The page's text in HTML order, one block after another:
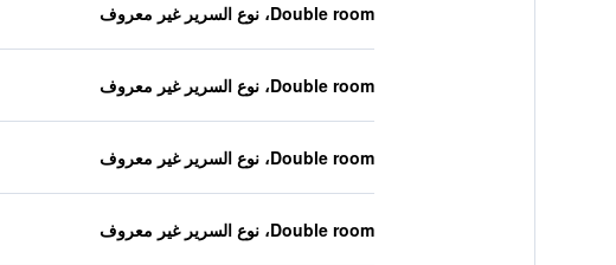
Double room، نوع السرير غير معروف
Double room، نوع السرير غير معروف
Double room، نوع السرير غير معروف
Double room، نوع السرير غير معروف